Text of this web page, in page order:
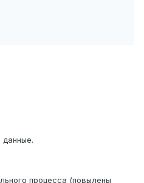
процесса (повылены